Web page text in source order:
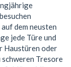
dem neusten
jede Türe und
Haustüren oder
Tresore